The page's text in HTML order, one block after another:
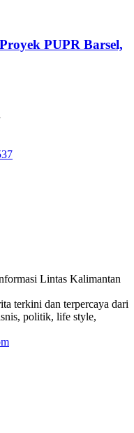
PUPR Barsel,
Lintas Kalimantan
terkini dan terpercaya dari
politik, life style,